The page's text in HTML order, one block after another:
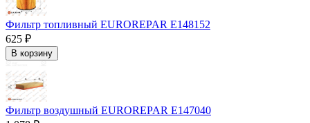
Фильтр топливный EUROREPAR E148152
625 ₽
В корзину
Фильтр воздушный EUROREPAR E147040